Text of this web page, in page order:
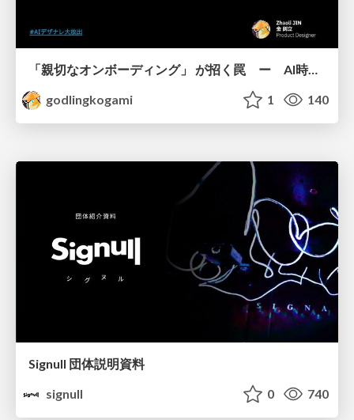
「親切なオンボーディング」 が招く罠 ー AI時代のUXデザイン
godlingkogami
1 140
Signull 団体説明資料
signull
0 740